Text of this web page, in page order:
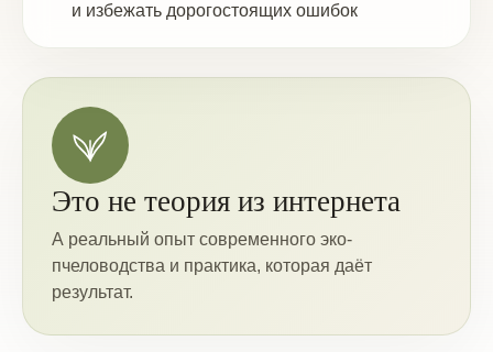
и избежать дорогостоящих ошибок
Это не теория из интернета
А реальный опыт современного эко-
пчеловодства и практика, которая даёт
результат.